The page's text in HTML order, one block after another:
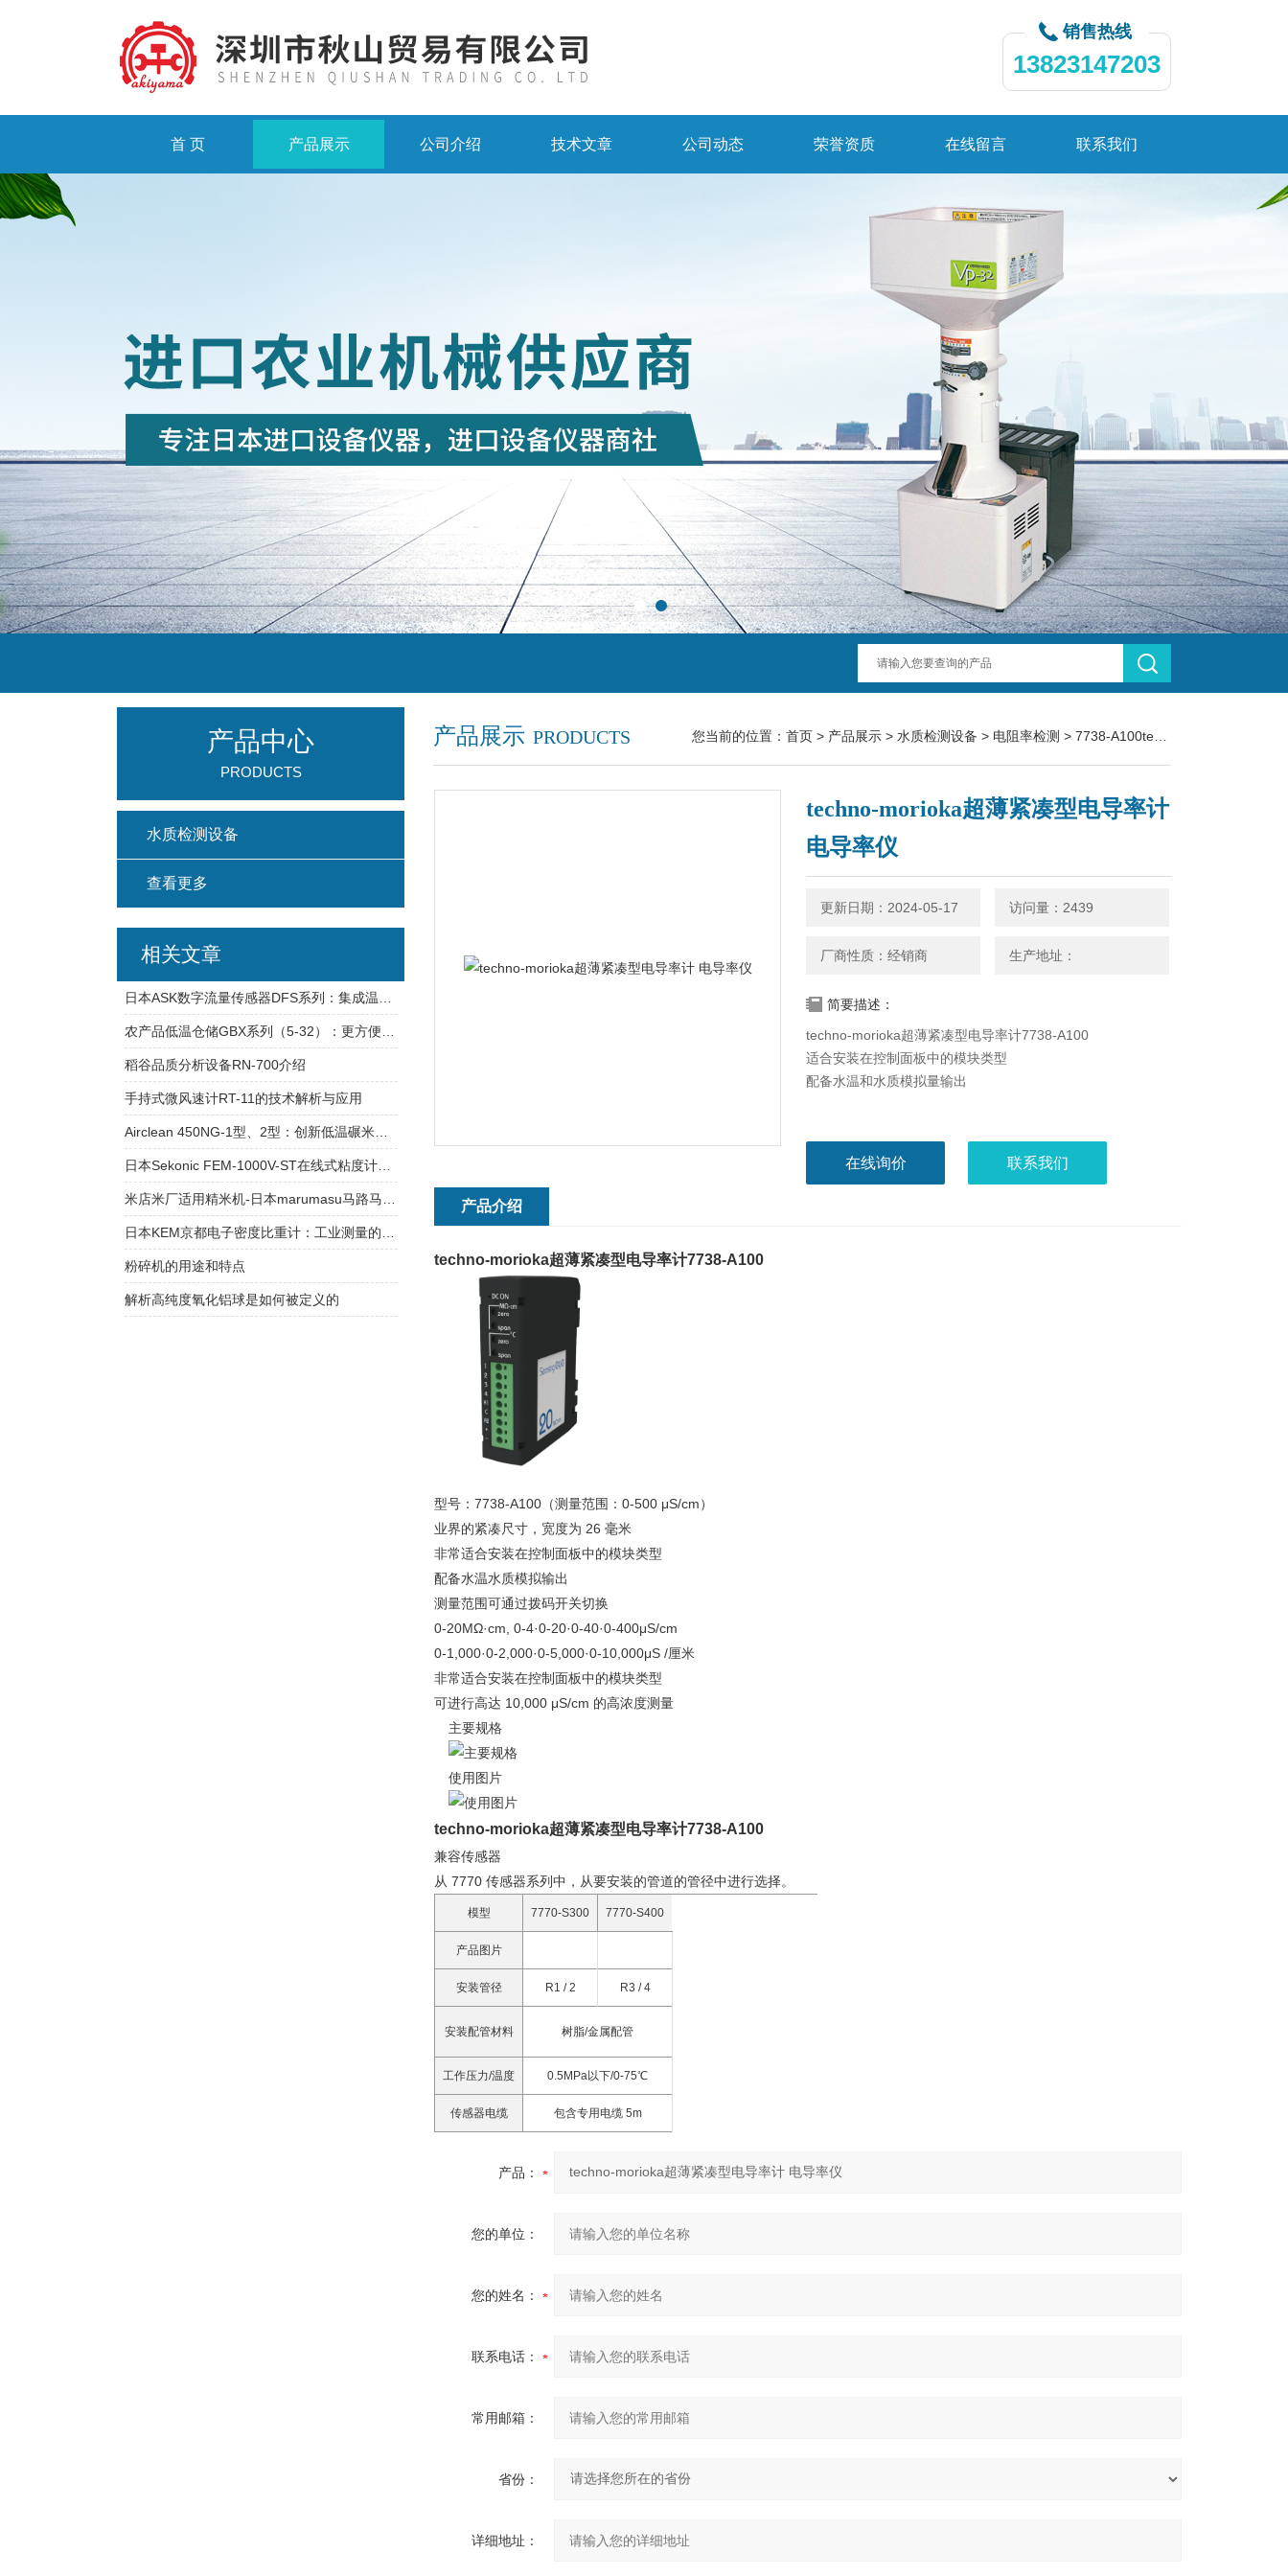
销售热线
13823147203
首 页 产品展示 公司介绍 技术文章 公司动态 荣誉资质 在线留言 联系我们
产品展示 PRODUCTS 您当前的位置： 首页 > 产品展示 > 水质检测设备 > 电阻率检测 > 7738-A100techno-morioka超薄紧凑型电导率计 电导率仪
techno-morioka超薄紧凑型电导率计
电导率仪
更新日期：2024-05-17 访问量：2439
厂商性质：经销商 生产地址：
简要描述：
techno-morioka超薄紧凑型电导率计7738-A100
适合安装在控制面板中的模块类型
配备水温和水质模拟量输出
在线询价 联系我们
产品介绍
techno-morioka超薄紧凑型电导率计7738-A100
型号：7738-A100（测量范围：0-500 μS/cm）
业界的紧凑尺寸，宽度为 26 毫米
非常适合安装在控制面板中的模块类型
配备水温水质模拟输出
测量范围可通过拨码开关切换
0-20MΩ·cm, 0-4·0-20·0-40·0-400μS/cm
0-1,000·0-2,000·0-5,000·0-10,000μS /厘米
非常适合安装在控制面板中的模块类型
可进行高达 10,000 μS/cm 的高浓度测量
主要规格
使用图片
techno-morioka超薄紧凑型电导率计7738-A100
兼容传感器
从 7770 传感器系列中，从要安装的管道的管径中进行选择。
模型 7770-S300 7770-S400
产品图片
安装管径 R1 / 2 R3 / 4
安装配管材料 树脂/金属配管
工作压力/温度 0.5MPa以下/0-75℃
传感器电缆 包含专用电缆 5m
产品：
您的单位：
您的姓名：
联系电话：
常用邮箱：
省份：
详细地址：
产品中心
PRODUCTS
水质检测设备
查看更多
相关文章
稻谷品质分析设备RN-700介绍
手持式微风速计RT-11的技术解析与应用
Airclean 450NG-1型、2型：创新低温碾米技术推动空气净化行业发展
日本Sekonic FEM-1000V-ST在线式粘度计：工业涂装与成膜管理的精准利器
粉碎机的用途和特点
解析高纯度氧化铝球是如何被定义的